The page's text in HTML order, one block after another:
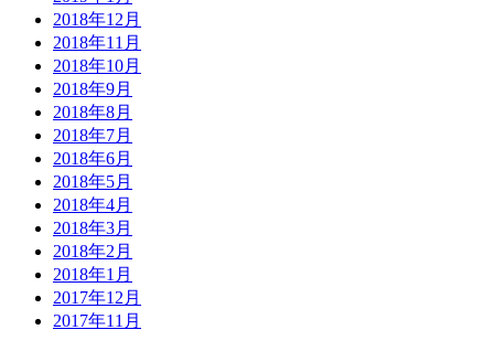
2018年12月
2018年11月
2018年10月
2018年9月
2018年8月
2018年7月
2018年6月
2018年5月
2018年4月
2018年3月
2018年2月
2018年1月
2017年12月
2017年11月